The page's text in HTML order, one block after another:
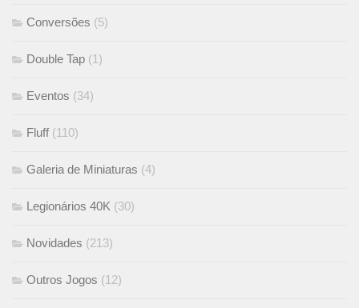
Conversões (5)
Double Tap (1)
Eventos (34)
Fluff (110)
Galeria de Miniaturas (4)
Legionários 40K (30)
Novidades (213)
Outros Jogos (12)